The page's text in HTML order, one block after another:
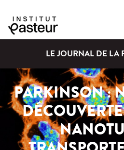
LE JOURNAL DE LA
PARKINSON :